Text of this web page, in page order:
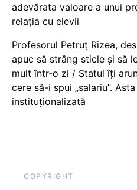
adevărata valoare a unui
relația cu elevii
Profesorul Petruț Rizea,
apuc să strâng sticle și să
mult într-o zi / Statul îți
cere să-i spui „salariu”.
instituționalizată
COPYRIGHT